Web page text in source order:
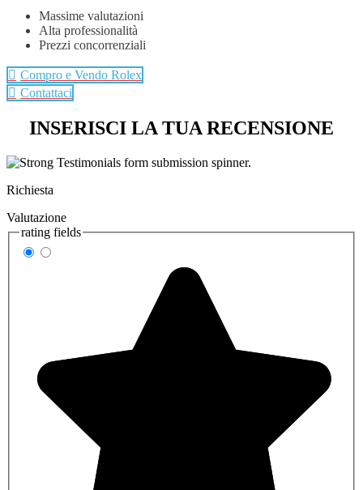
Massime valutazioni
Alta professionalità
Prezzi concorrenziali
Compro e Vendo Rolex
Contattaci
INSERISCI LA TUA RECENSIONE
Richiesta
Valutazione
rating fields